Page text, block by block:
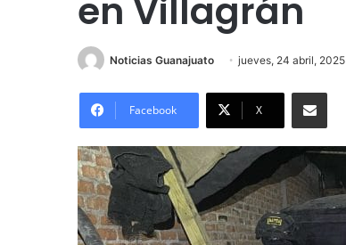
en Villagrán
Noticias Guanajuato jueves, 24 abril, 2025
Facebook X